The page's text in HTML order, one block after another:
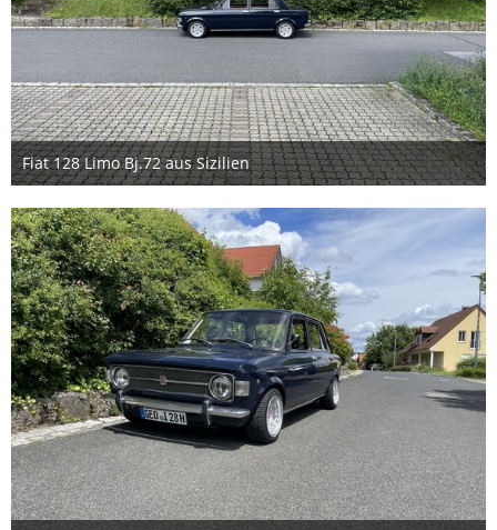
Fiat 128 Limo Bj.72 aus Sizilien
9. Juli 2024
3